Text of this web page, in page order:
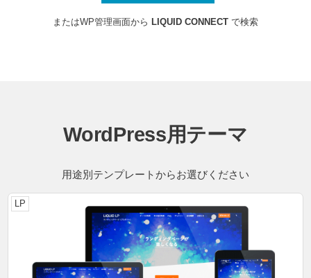
またはWP管理画面から LIQUID CONNECT で検索
WordPress用テーマ
用途別テンプレートからお選びください
LP